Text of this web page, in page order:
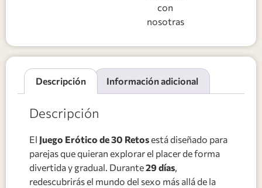
con
nosotras
Descripción Información adicional
Descripción
El Juego Erótico de 30 Retosestá diseñado para
parejas que quieran explorar el placer de forma
divertida y gradual. Durante29 días
redescubrirás el mundo del sexo más allá de la